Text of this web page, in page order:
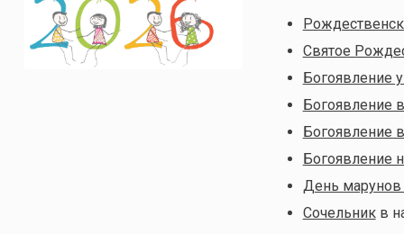
Святое
Богоявление
Богоявление
Богоявление
Богоявление
День
Сочельникв